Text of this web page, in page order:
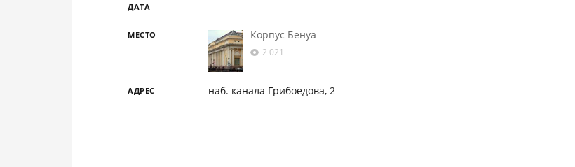
ДАТА
МЕСТО Корпус Бенуа
2 021
АДРЕС наб. канала Грибоедова, 2